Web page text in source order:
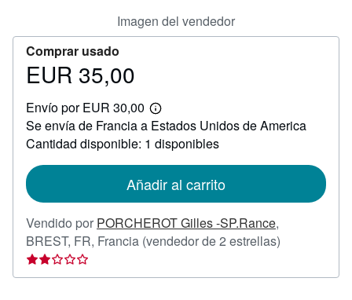
Imagen del vendedor
Comprar usado
Precio
35,00
EUR 35,00
Envío por EUR 30,00
Más
información
sobre
las
envío
Se envía de Francia a Estados Unidos de America
Cantidad disponible: 1 disponibles
Añadir al carrito
Vendido por PORCHEROT Gilles -SP.Rance,
BREST, FR, Francia (vendedor de 2 estrellas)
vendedor: